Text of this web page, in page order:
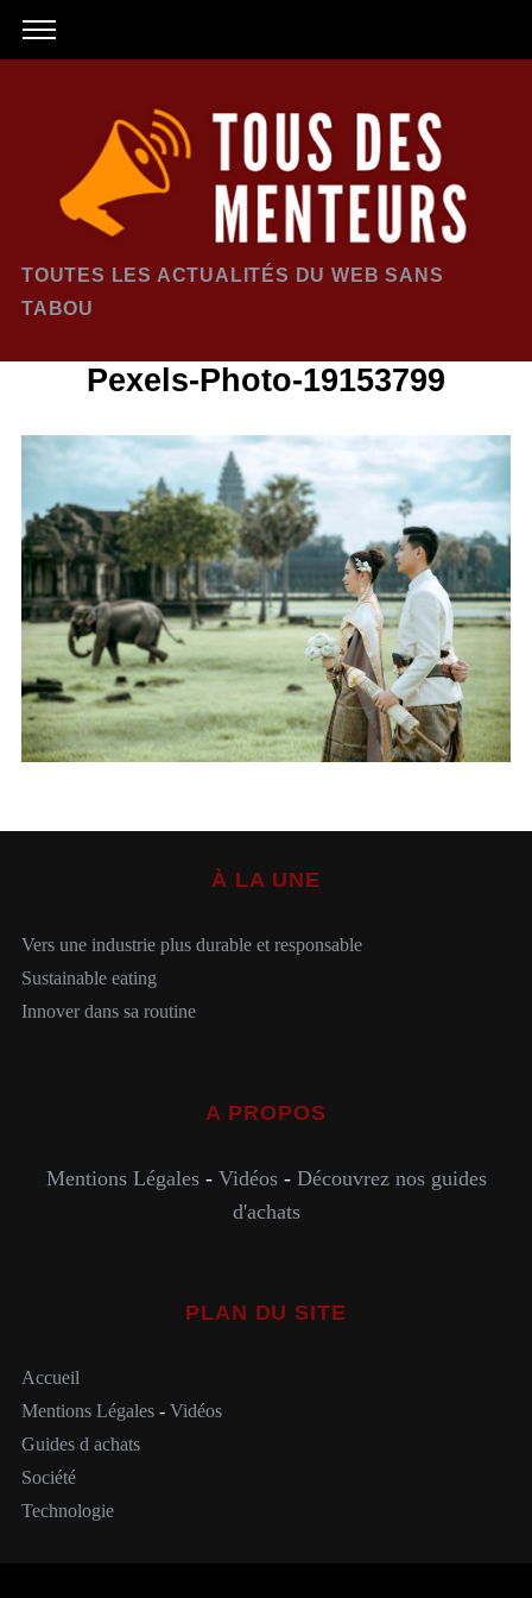
TOUTES LES ACTUALITÉS DU WEB SANS
TABOU
Pexels-Photo-19153799
À LA UNE
Vers une industrie plus durable et responsable
Sustainable eating
Innover dans sa routine
A PROPOS
Mentions Légales- Vidéos- Découvrez nos guides
d'achats
PLAN DU SITE
Accueil
Mentions Légales- Vidéos
Guides d achats
Société
Technologie
S
e
c
r